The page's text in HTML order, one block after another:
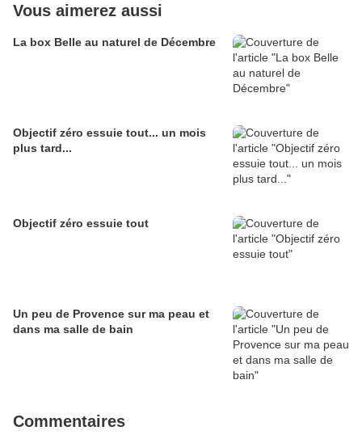
Vous aimerez aussi
La box Belle au naturel de Décembre
Objectif zéro essuie tout... un mois
plus tard...
Objectif zéro essuie tout
Un peu de Provence sur ma peau et
dans ma salle de bain
Commentaires